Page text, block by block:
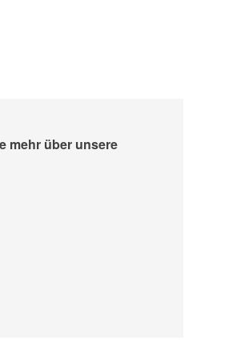
mehr über unsere